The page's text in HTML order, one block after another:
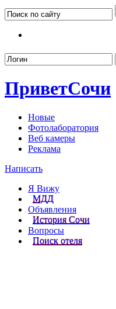
ПриветСочи
Новые
Фотолаборатория
Веб камеры
Реклама
Написать
Я Вижу
МДД
Объявления
История Сочи
Вопросы
Поиск отеля